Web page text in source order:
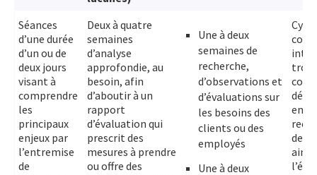
Séances
d’une durée
d’un ou de
deux jours
visant à
comprendre
les
principaux
enjeux par
l’entremise
de
Deux à quatre
semaines
d’analyse
approfondie, au
besoin, afin
d’aboutir à un
rapport
d’évaluation qui
prescrit des
mesures à prendre
ou offre des
Une à deux
semaines de
recherche,
d’observations et
d’évaluations sur
les besoins des
clients ou des
employés
Une à deux
trois
des
ainsi